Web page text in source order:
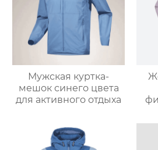
Мужская куртка-
мешок синего цвета
для активного отдыха